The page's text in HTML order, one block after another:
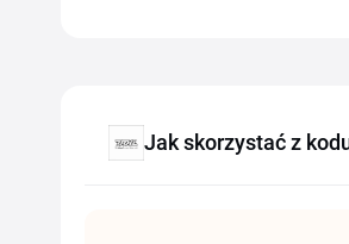
Jak skorzystać z